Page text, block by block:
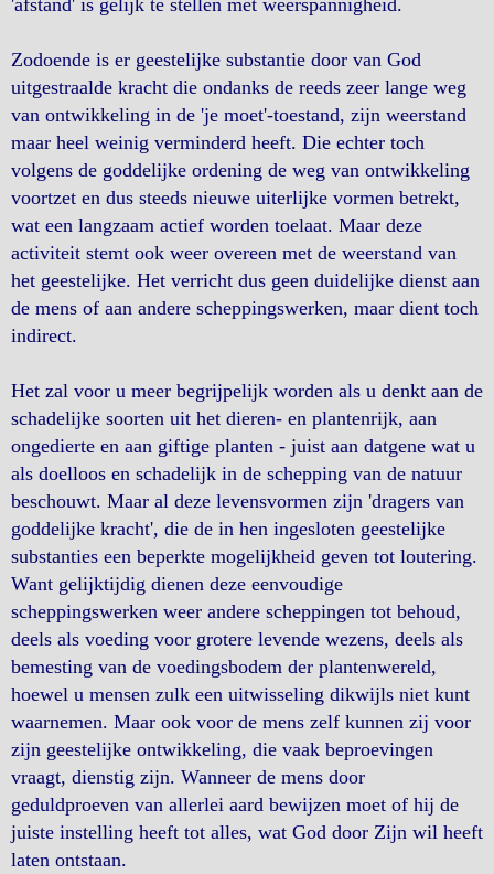
'afstand' is gelijk te stellen met weerspannigheid.
Zodoende is er geestelijke substantie door van God
uitgestraalde kracht die ondanks de reeds zeer lange weg
van ontwikkeling in de 'je moet'-toestand, zijn weerstand
maar heel weinig verminderd heeft. Die echter toch
volgens de goddelijke ordening de weg van ontwikkeling
voortzet en dus steeds nieuwe uiterlijke vormen betrekt,
wat een langzaam actief worden toelaat. Maar deze
activiteit stemt ook weer overeen met de weerstand van
het geestelijke. Het verricht dus geen duidelijke dienst aan
de mens of aan andere scheppingswerken, maar dient toch
indirect.
Het zal voor u meer begrijpelijk worden als u denkt aan de
schadelijke soorten uit het dieren- en plantenrijk, aan
ongedierte en aan giftige planten - juist aan datgene wat u
als doelloos en schadelijk in de schepping van de natuur
beschouwt. Maar al deze levensvormen zijn 'dragers van
goddelijke kracht', die de in hen ingesloten geestelijke
substanties een beperkte mogelijkheid geven tot loutering.
Want gelijktijdig dienen deze eenvoudige
scheppingswerken weer andere scheppingen tot behoud,
deels als voeding voor grotere levende wezens, deels als
bemesting van de voedingsbodem der plantenwereld,
hoewel u mensen zulk een uitwisseling dikwijls niet kunt
waarnemen. Maar ook voor de mens zelf kunnen zij voor
zijn geestelijke ontwikkeling, die vaak beproevingen
vraagt, dienstig zijn. Wanneer de mens door
geduldproeven van allerlei aard bewijzen moet of hij de
juiste instelling heeft tot alles, wat God door Zijn wil heeft
laten ontstaan.